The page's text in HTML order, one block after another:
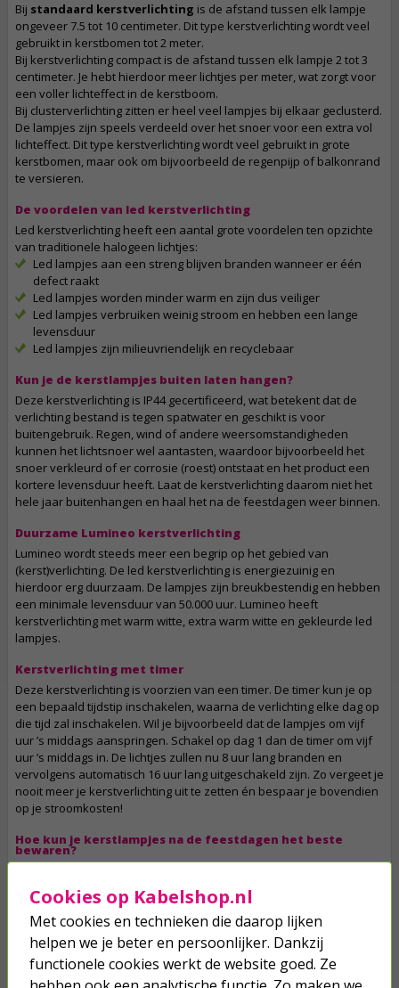
Bij standaard kerstverlichting is de afstand tussen elk lampje
ongeveer 7.5 tot 10 centimeter. Dit type kerstverlichting wordt veel
gebruikt in kerstbomen tot 2 meter.
Bij kerstverlichting compact is de afstand tussen elk lampje 2 tot 3
centimeter. Je hebt hierdoor meer lichtjes per meter, wat zorgt voor
een voller lichteffect in de kerstboom.
Bij clusterverlichting zitten er heel veel lampjes bij elkaar geclusterd.
De lampjes zijn speels verdeeld over het snoer voor een extra vol
lichteffect. Dit type kerstverlichting wordt veel gebruikt in grote
kerstbomen, maar ook om bijvoorbeeld de regenpijp of balkonrand
te versieren.
De voordelen van led kerstverlichting
Led kerstverlichting heeft een aantal grote voordelen ten opzichte
van traditionele halogeen lichtjes:
Led lampjes aan een streng blijven branden wanneer er één
defect raakt
Led lampjes worden minder warm en zijn dus veiliger
Led lampjes verbruiken weinig stroom en hebben een lange
levensduur
Led lampjes zijn milieuvriendelijk en recyclebaar
Kun je de kerstlampjes buiten laten hangen?
Deze kerstverlichting is IP44 gecertificeerd, wat betekent dat de
verlichting bestand is tegen spatwater en geschikt is voor
buitengebruik. Regen, wind of andere weersomstandigheden
kunnen het lichtsnoer wel aantasten, waardoor bijvoorbeeld het
snoer verkleurd of er corrosie (roest) ontstaat en het product een
kortere levensduur heeft. Laat de kerstverlichting daarom niet het
hele jaar buitenhangen en haal het na de feestdagen weer binnen.
Duurzame Lumineo kerstverlichting
Lumineo wordt steeds meer een begrip op het gebied van
(kerst)verlichting. De led kerstverlichting is energiezuinig en
hierdoor erg duurzaam. De lampjes zijn breukbestendig en hebben
een minimale levensduur van 50.000 uur. Lumineo heeft
kerstverlichting met warm witte, extra warm witte en gekleurde led
lampjes.
Kerstverlichting met timer
Deze kerstverlichting is voorzien van een timer. De timer kun je op
een bepaald tijdstip inschakelen, waarna de verlichting elke dag op
die tijd zal inschakelen. Wil je bijvoorbeeld dat de lampjes om vijf
uur ’s middags aanspringen. Schakel op dag 1 dan de timer om vijf
uur ’s middags in. De lichtjes zullen nu 8 uur lang branden en
vervolgens automatisch 16 uur lang uitgeschakeld zijn. Zo vergeet je
nooit meer je kerstverlichting uit te zetten én bespaar je bovendien
op je stroomkosten!
Hoe kun je kerstlampjes na de feestdagen het beste
bewaren?
een lege kabelhaspel te wikkelen. Leg de verlichting vervolgens op
een droge plek in huis. Heb jij kerstverlichting op batterijen: haal
dan altijd de batterijen eruit.
Eigenschappen:
Merk: Lumineo
Cookies op Kabelshop.nl
Met cookies en technieken die daarop lijken
helpen we je beter en persoonlijker. Dankzij
functionele cookies werkt de website goed. Ze